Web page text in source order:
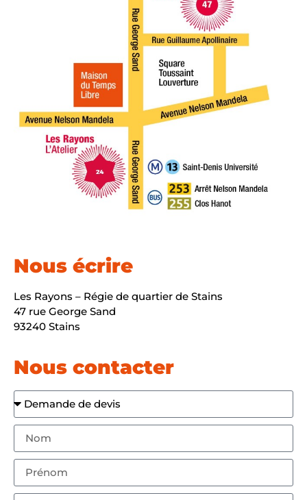
Nous écrire
Les Rayons – Régie de quartier de Stains
47 rue George Sand
93240 Stains
Nous contacter